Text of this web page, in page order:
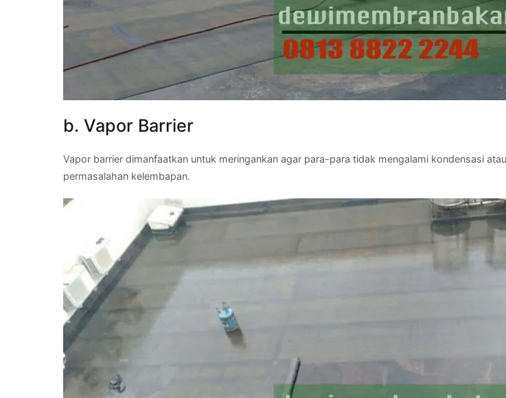
b. Vapor Barrier
Vapor barrier dimanfaatkan untuk meringankan agar para-para tidak mengalami kondensasi
permasalahan kelembapan.